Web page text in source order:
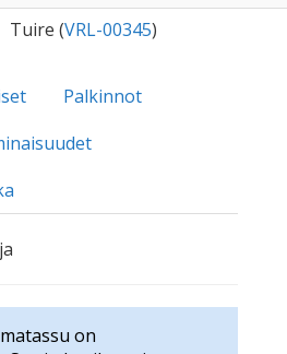
Tuire (VRL-00345)
Palkinnot
on